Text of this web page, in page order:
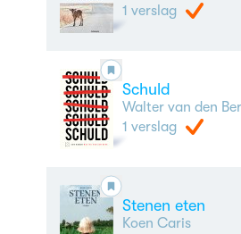
1 verslag
Schuld
Walter van den
1 verslag
Stenen eten
Koen Caris